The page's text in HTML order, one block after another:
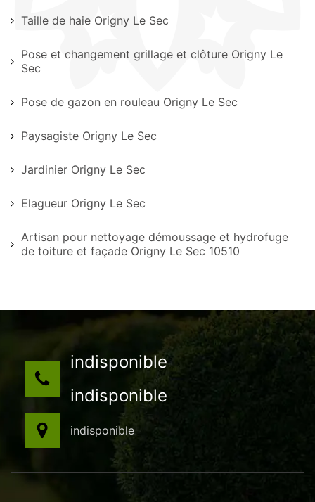
Taille de haie Origny Le Sec
Pose et changement grillage et clôture Origny Le
Sec
Pose de gazon en rouleau Origny Le Sec
Paysagiste Origny Le Sec
Jardinier Origny Le Sec
Elagueur Origny Le Sec
Artisan pour nettoyage démoussage et hydrofuge
de toiture et façade Origny Le Sec 10510
indisponible
indisponible
indisponible